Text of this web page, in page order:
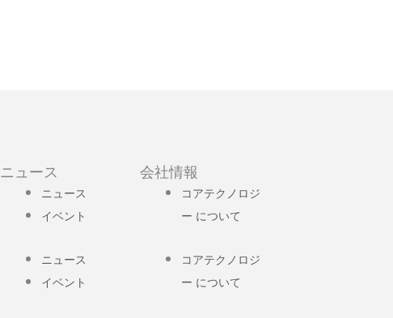
ニュース
ニュース
イベント
ニュース
イベント
会社情報
コアテクノロジ
ー について
コアテクノロジ
ー について